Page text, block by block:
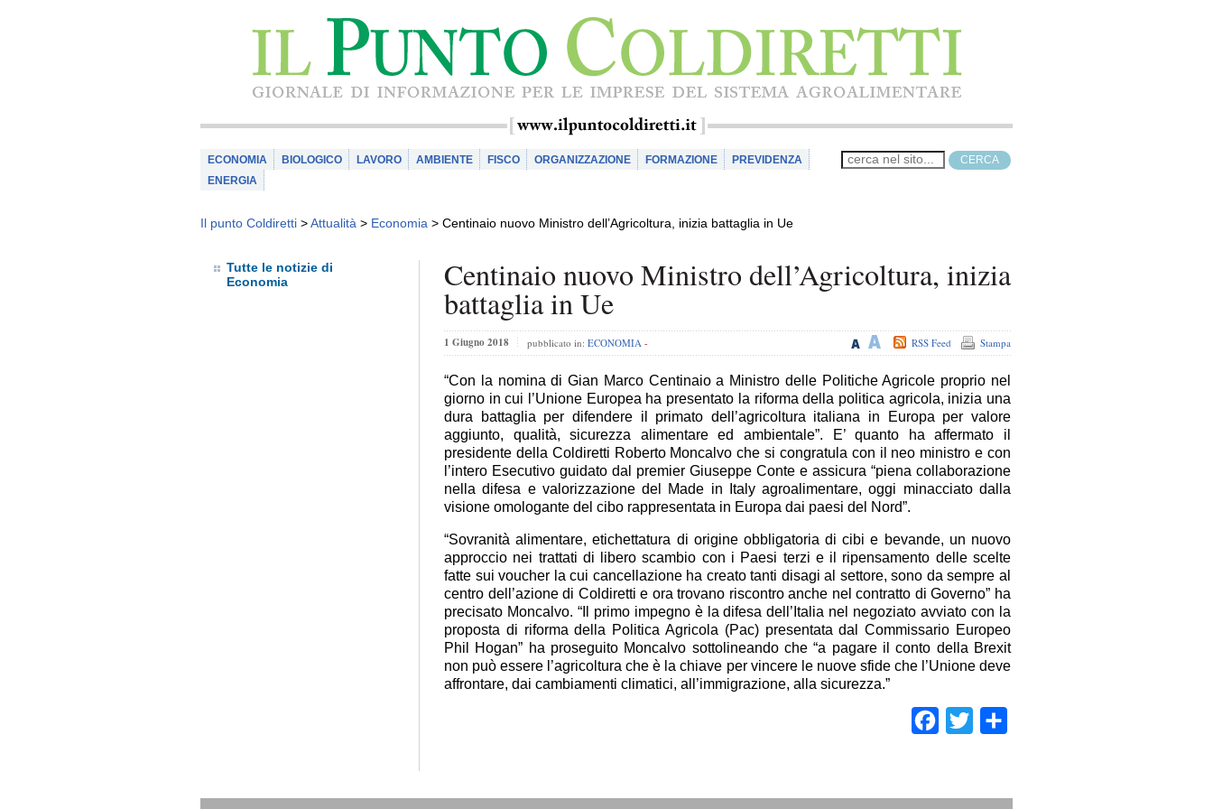
ECONOMIA BIOLOGICO LAVORO AMBIENTE FISCO ORGANIZZAZIONE FORMAZIONE
PREVIDENZA
ENERGIA
Il punto Coldiretti >Attualità > Economia > Centinaio nuovo Ministro dell’Agricoltura, inizia battaglia in Ue
Tutte le notizie di
Economia
Centinaio nuovo Ministro dell’Agricoltura, inizia
battaglia in Ue
1 Giugno 2018 pubblicato in: ECONOMIA - Stampa
RSS Feed
“Con la nomina di Gian Marco Centinaio a Ministro delle Politiche Agricole proprio nel
giorno in cui l’Unione Europea ha presentato la riforma della politica agricola, inizia una
dura battaglia per difendere il primato dell’agricoltura italiana in Europa per valore
aggiunto, qualità, sicurezza alimentare ed ambientale”. E’ quanto ha affermato il
presidente della Coldiretti Roberto Moncalvo che si congratula con il neo ministro e con
l’intero Esecutivo guidato dal premier Giuseppe Conte e assicura “piena collaborazione
nella difesa e valorizzazione del Made in Italy agroalimentare, oggi minacciato dalla
visione omologante del cibo rappresentata in Europa dai paesi del Nord”.
“Sovranità alimentare, etichettatura di origine obbligatoria di cibi e bevande, un nuovo
approccio nei trattati di libero scambio con i Paesi terzi e il ripensamento delle scelte
fatte sui voucher la cui cancellazione ha creato tanti disagi al settore, sono da sempre al
centro dell’azione di Coldiretti e ora trovano riscontro anche nel contratto di Governo” ha
precisato Moncalvo. “Il primo impegno è la difesa dell’Italia nel negoziato avviato con la
proposta di riforma della Politica Agricola (Pac) presentata dal Commissario Europeo
Phil Hogan” ha proseguito Moncalvo sottolineando che “a pagare il conto della Brexit
non può essere l’agricoltura che è la chiave per vincere le nuove sfide che l’Unione deve
affrontare, dai cambiamenti climatici, all’immigrazione, alla sicurezza.”
Facebook
Twitter